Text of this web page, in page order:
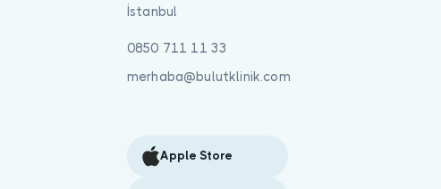
İstanbul
0850 711 11 33
merhaba@bulutklinik.com
Apple Store